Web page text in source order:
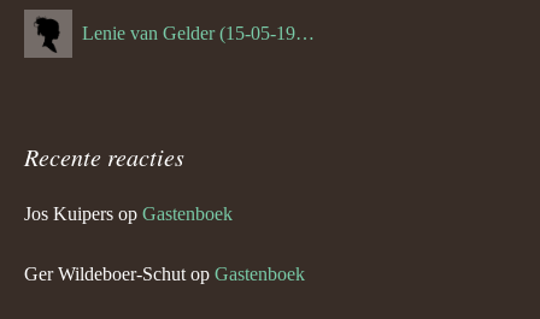
Lenie van Gelder (15-05-1970)
Recente reacties
Jos Kuipers op Gastenboek
Ger Wildeboer-Schut op Gastenboek